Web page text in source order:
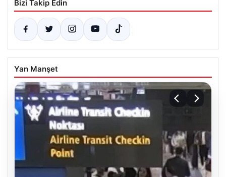
Bizi Takip Edin
Yan Manşet